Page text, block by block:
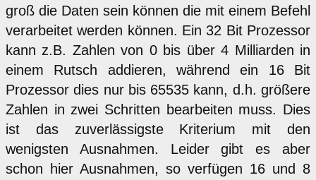
groß die Daten sein können die mit einem Befehl
verarbeitet werden können. Ein 32 Bit Prozessor
kann z.B. Zahlen von 0 bis über 4 Milliarden in
einem Rutsch addieren, während ein 16 Bit
Prozessor dies nur bis 65535 kann, d.h. größere
Zahlen in zwei Schritten bearbeiten muss. Dies
ist das zuverlässigste Kriterium mit den
wenigsten Ausnahmen. Leider gibt es aber
schon hier Ausnahmen, so verfügen 16 und 8